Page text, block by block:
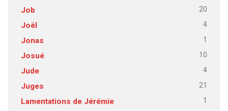
Job 20
Joël 4
Jonas 1
Josué 10
Jude 4
Juges 21
Lamentations de Jérémie 1